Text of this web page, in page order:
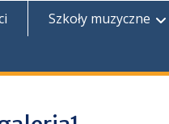
Szkoły muzyczne